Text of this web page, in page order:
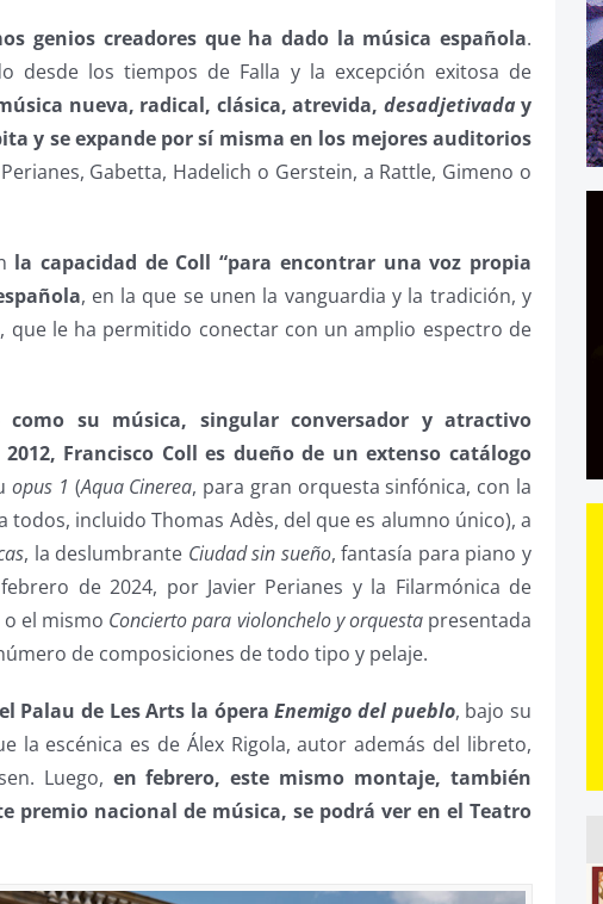
genios creadores que ha dado la música española.
desde los tiempos de Falla y la excepción exitosa de
nueva, radical, clásica, atrevida, desadjetivaday
y se expande por sí misma en los mejores auditorios
Gabetta, Hadelich o Gerstein, a Rattle, Gimeno o
la capacidad de Coll “para encontrar una voz propia
, en la que se unen la vanguardia y la tradición, y
le ha permitido conectar con un amplio espectro de
su música, singular conversador y atractivo
Francisco Coll es dueño de un extenso catálogo
opus 1 (Aqua Cinerea, para gran orquesta sinfónica, con la
todos, incluido Thomas Adès, del que es alumno único), a
, la deslumbrante Ciudad sin sueño, fantasía para piano y
de 2024, por Javier Perianes y la Filarmónica de
el mismo Concierto para violonchelo y orquestapresentada
de composiciones de todo tipo y pelaje.
Palau de Les Arts la óperaEnemigo del pueblo, bajo su
la escénica es de Álex Rigola, autor además del libreto,
Luego, en febrero, este mismo montaje, también
premio nacional de música, se podrá ver en el Teatro